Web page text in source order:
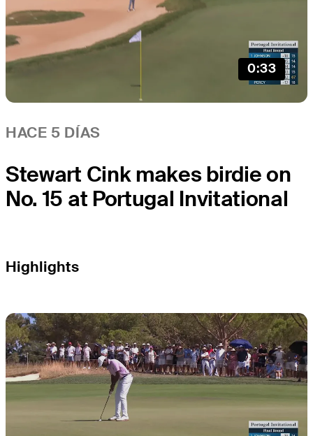
0:33
HACE 5 DÍAS
Stewart Cink makes birdie on
No. 15 at Portugal Invitational
Highlights